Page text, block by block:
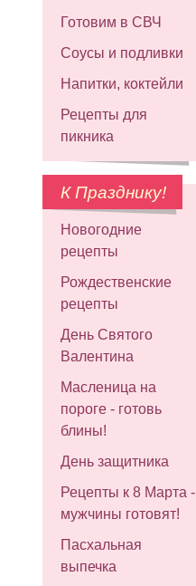
Готовим в СВЧ
Соусы и подливки
Напитки, коктейли
Рецепты для
пикника
К Празднику!
Новогодние
рецепты
Рождественские
рецепты
День Святого
Валентина
Масленица на
пороге - готовь
блины!
День защитника
Рецепты к 8 Марта -
мужчины готовят!
Пасхальная
выпечка